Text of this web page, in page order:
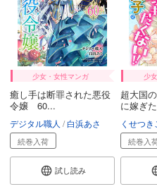
少女・女性マンガ
癒し手は断罪された悪役
令嬢 60...
デジタル職人 白浜あさ
続巻入荷
試し読み
少
超大国
に嫁ぎ
くせつき
続巻入